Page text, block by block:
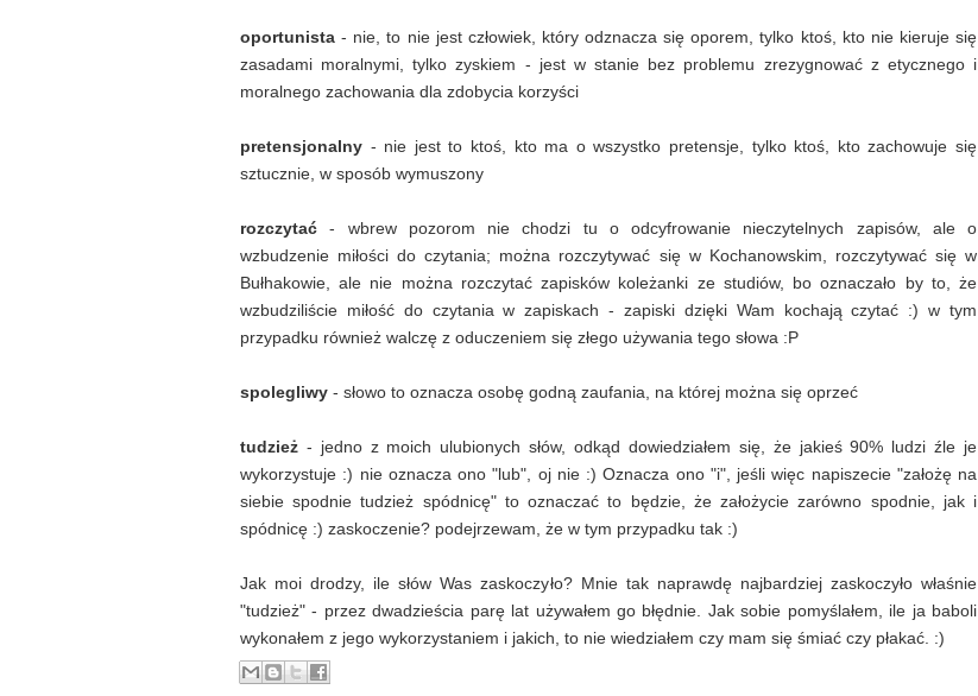
oportunista - nie, to nie jest człowiek, który odznacza się oporem, tylko ktoś, kto nie kieruje się
zasadami moralnymi, tylko zyskiem - jest w stanie bez problemu zrezygnować z etycznego i
moralnego zachowania dla zdobycia korzyści
pretensjonalny - nie jest to ktoś, kto ma o wszystko pretensje, tylko ktoś, kto zachowuje się
sztucznie, w sposób wymuszony
rozczytać - wbrew pozorom nie chodzi tu o odcyfrowanie nieczytelnych zapisów, ale o
wzbudzenie miłości do czytania; można rozczytywać się w Kochanowskim, rozczytywać się w
Bułhakowie, ale nie można rozczytać zapisków koleżanki ze studiów, bo oznaczało by to, że
wzbudziliście miłość do czytania w zapiskach - zapiski dzięki Wam kochają czytać :) w tym
przypadku również walczę z oduczeniem się złego używania tego słowa :P
spolegliwy - słowo to oznacza osobę godną zaufania, na której można się oprzeć
tudzież - jedno z moich ulubionych słów, odkąd dowiedziałem się, że jakieś 90% ludzi źle je
wykorzystuje :) nie oznacza ono "lub", oj nie :) Oznacza ono "i", jeśli więc napiszecie "założę na
siebie spodnie tudzież spódnicę" to oznaczać to będzie, że założycie zarówno spodnie, jak i
spódnicę :) zaskoczenie? podejrzewam, że w tym przypadku tak :)
Jak moi drodzy, ile słów Was zaskoczyło? Mnie tak naprawdę najbardziej zaskoczyło właśnie
"tudzież" - przez dwadzieścia parę lat używałem go błędnie. Jak sobie pomyślałem, ile ja baboli
wykonałem z jego wykorzystaniem i jakich, to nie wiedziałem czy mam się śmiać czy płakać. :)